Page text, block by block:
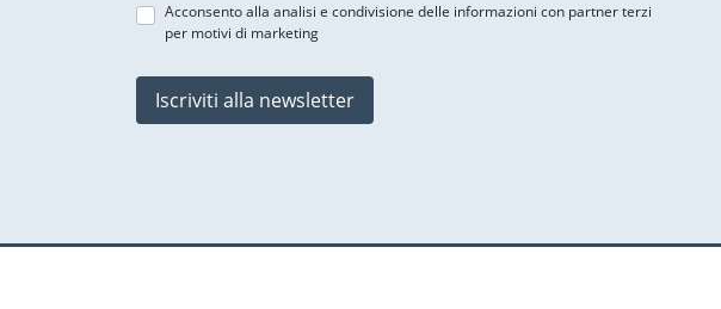
Acconsento alla analisi e condivisione delle informazioni con partner terzi
per motivi di marketing
Iscriviti alla newsletter